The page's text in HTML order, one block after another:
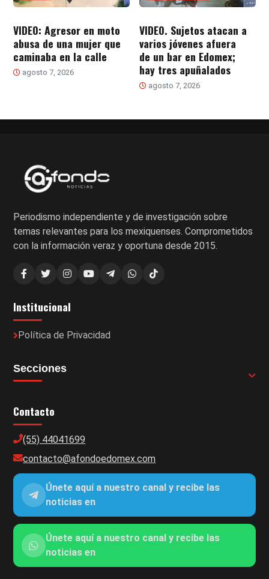
VIDEO: Agresor en moto
abusa de una mujer que
caminaba en la calle
agosto 7, 2026
VIDEO. Sujetos atacan a
varios jóvenes afuera
de un bar en Edomex;
hay tres apuñalados
agosto 7, 2026
Periodismo independiente y de investigación sobre
temas relevantes para los mexiquenses. Comprometidos
con la información veraz y oportuna desde 2015.
Institucional
Política de Privacidad
Secciones
Contacto
(55) 44041699
contacto@afondoedomex.com
Únete aquí a nuestro canal y recibe las
noticias en
Únete aquí a nuestro canal y recibe las
noticias en